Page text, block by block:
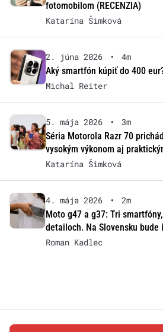
fotomobilom (RECENZIA)
Katarína Šimková
2. júna 2026 •
4m
Aký smartfón kúpiť do 400
Michal Reiter
5. mája 2026 •
3m
Séria Motorola Razr 70
vysokým výkonom aj
Katarína Šimková
4. mája 2026 •
2m
Moto g47 a g37: Tri
detailoch. Na Slovensku bude
Roman Kadlec